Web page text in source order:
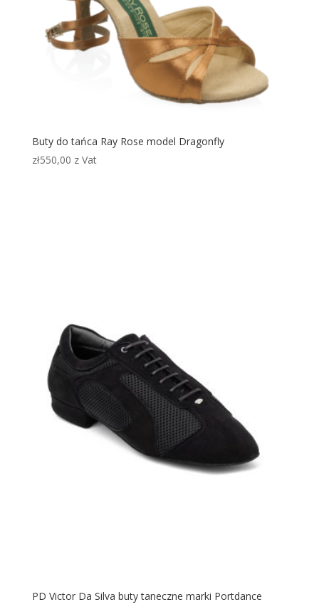
Buty do tańca Ray Rose model Dragonfly
zł550,00 z Vat
PD Victor Da Silva buty taneczne marki Portdance